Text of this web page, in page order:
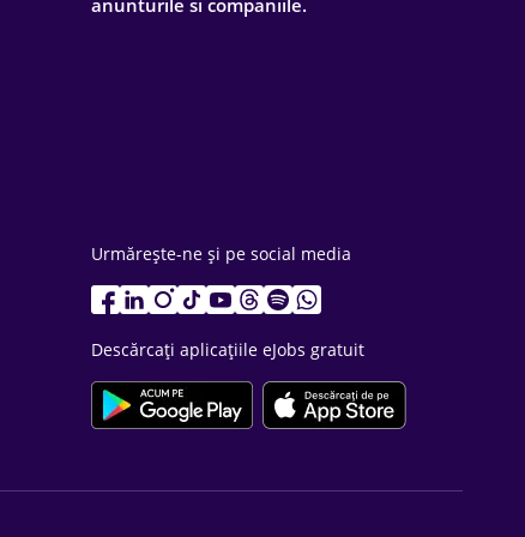
anunturile si companiile.
Urmărește-ne și pe social media
Descărcați aplicațiile eJobs gratuit